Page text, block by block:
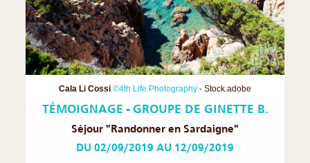
Cala Li Cossi ©4th Life Photography - Stock.adobe
TÉMOIGNAGE - GROUPE DE GINETTE B.
Séjour "Randonner en Sardaigne"
DU 02/09/2019 AU 12/09/2019